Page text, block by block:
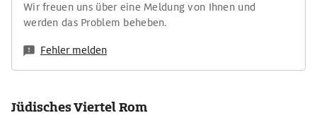
Wir freuen uns über eine Meldung von Ihnen und
werden das Problem beheben.
Fehler melden
Jüdisches Viertel Rom